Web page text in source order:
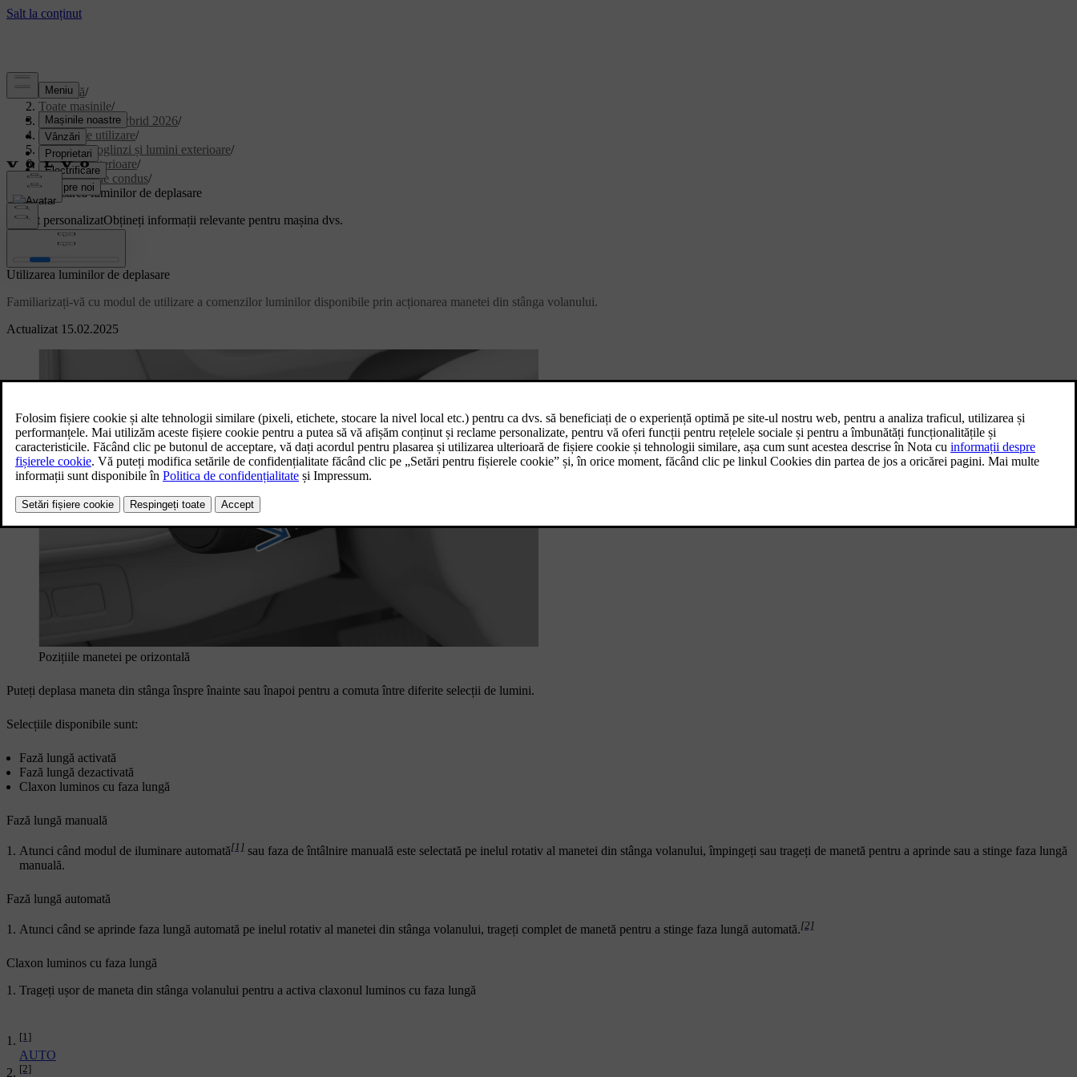
Asistență/
Toate mașinile/
XC90 Plug-in Hybrid 2026/
Manual de utilizare/
vizibilitate, oglinzi și lumini exterioare/
Luminile exterioare/
Luminile de condus/
Utilizarea luminilor de deplasare
Suport personalizatObțineți informații relevante pentru mașina dvs.
Conectează-te
Actualizat 15.02.2025
Utilizarea luminilor de deplasare
Familiarizați-vă cu modul de utilizare a comenzilor luminilor disponibile prin acționarea manetei din stânga volanului.
Pozițiile manetei pe orizontală
Puteți deplasa maneta din stânga înspre înainte sau înapoi pentru a comuta între diferite selecții de lumini.
Selecțiile disponibile sunt:
Fază lungă activată
Fază lungă dezactivată
Claxon luminos cu faza lungă
Fază lungă manuală
Atunci când modul de iluminare automată[1] sau faza de întâlnire manuală este selectată pe inelul rotativ al manetei din stânga volanului, împingeți sau trageți de manetă pentru a aprinde sau a stinge faza lungă
manuală.
Fază lungă automată
Atunci când se aprinde faza lungă automată pe inelul rotativ al manetei din stânga volanului, trageți complet de manetă pentru a stinge faza lungă automată.[2]
Claxon luminos cu faza lungă
Trageți ușor de maneta din stânga volanului pentru a activa claxonul luminos cu faza lungă
[1]
AUTO
[2]